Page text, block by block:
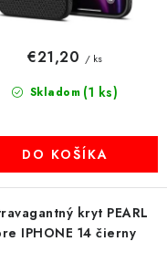
Obchodné podmienky
Reklamácia Kontakty
Skladom (1 ks)
€21,20 / ks
DO KOŠÍKA
kryt PEARL
IPHONE 14 čierny